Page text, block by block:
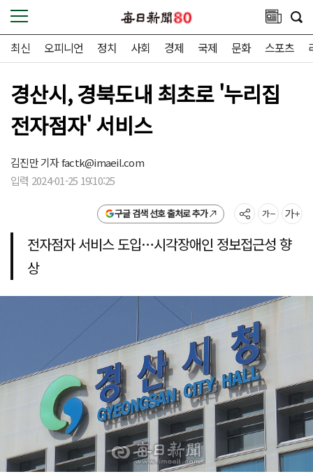
최신 오피니언 정치 사회 경제 국제 문화 스포츠
경산시, 경북도내 최초로 '누리집
전자점자' 서비스
김진만 기자factk@imaeil.com
입력 2024-01-25 19:10:25
구글 검색 선호 출처로 추가
전자점자 서비스 도입…시각장애인 정보접근성 향
상